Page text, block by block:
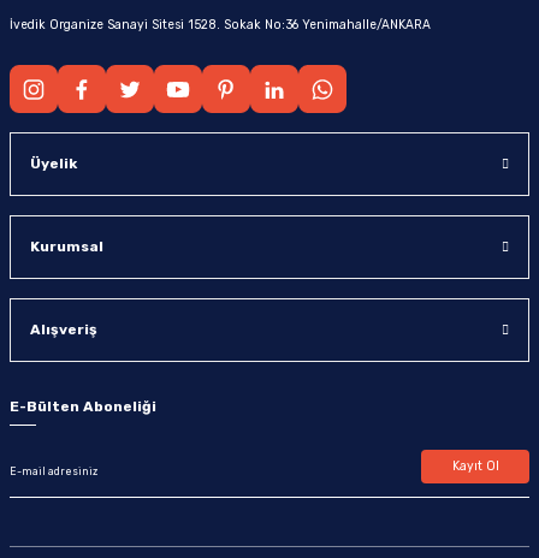
İvedik Organize Sanayi Sitesi 1528. Sokak No:36 Yenimahalle/ANKARA
Üyelik
Kurumsal
Alışveriş
E-Bülten Aboneliği
Kayıt Ol